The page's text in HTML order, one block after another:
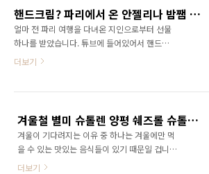
가격 종류 아이패드 싸게 사는 법 아이패드 종류
별 특징 아이패드는 ..
양밥 리뷰를 해볼까 합니다. 사실 비비고 제품의
전복 내장죽을 매번 쟁여놨다가 아이들 아플 때
하나씩 데워주기 때문에 전복 내장 영양밥에 대
한 기대치가 어느 정도 있었답니다. 맛과 양 그리
차 햇반 솥반 종류 가격 알아보기 햇반 솥반 전복
보기 햇반 솥반은 솥밥 원리로 정성껏 지어낸 반
상을 의미한다..
핸드크림? 파리에서 온 안젤리나 밤쨈 입니다.
얼마 전 파리 여행을 다녀온 지인으로부터 선물
하나를 받았습니다. 튜브에 들어있어서 핸드크
림인가 생각했는데요. 뒤이은 지인의 설명이 없
이라고 합니다. 오늘은 파리 유명 제과점인 안젤
리나에 대해 알아보고 핸드크림 같은 밤쨈 리뷰
를 써보려고 합니다. 목차 안젤리나 파리 소개 안
젤리나 밤쨈 개봉 후기 안젤리나 밤쨈 활용법 안
더보기
겨울철 별미 슈톨렌 양평 쉐즈롤 슈톨렌 리뷰
겨울이 기다려지는 이유 중 하나는 겨울에만 먹
을 수 있는 맛있는 음식들이 있기 때문일 겁니다.
우리나라에서는 대표적인 겨울철음식으로 호빵
더보기